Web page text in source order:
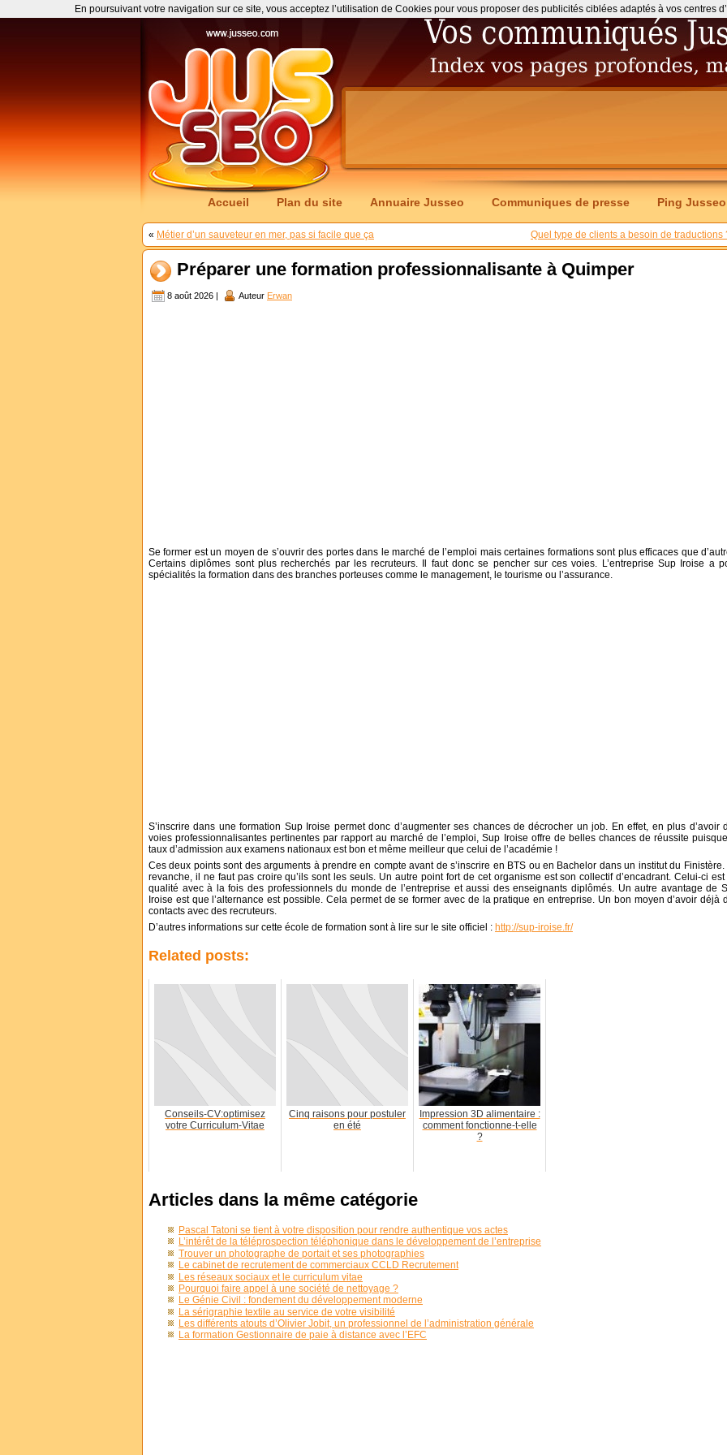
Accueil Plan du site Annuaire Jusseo Communiques de presse Ping Jusseo
« Métier d’un sauveteur en mer, pas si facile que ça Quel type de clients a besoin de traductions
Préparer une formation professionnalisante à Quimper
8 août 2026 | Auteur Erwan
Se former est un moyen de s’ouvrir des portes dans le marché de l’emploi mais certaines formations sont plus efficaces que
Certains diplômes sont plus recherchés par les recruteurs. Il faut donc se pencher sur ces voies. L’entreprise Sup Iroise a
spécialités la formation dans des branches porteuses comme le management, le tourisme ou l’assurance.
S’inscrire dans une formation Sup Iroise permet donc d’augmenter ses chances de décrocher un job. En effet, en plus d’avoir
voies professionnalisantes pertinentes par rapport au marché de l’emploi, Sup Iroise offre de belles chances de réussite
taux d’admission aux examens nationaux est bon et même meilleur que celui de l’académie !
Ces deux points sont des arguments à prendre en compte avant de s’inscrire en BTS ou en Bachelor dans un institut du Finistère.
revanche, il ne faut pas croire qu’ils sont les seuls. Un autre point fort de cet organisme est son collectif d’encadrant. Celui-ci est
qualité avec à la fois des professionnels du monde de l’entreprise et aussi des enseignants diplômés. Un autre avantage de
Iroise est que l’alternance est possible. Cela permet de se former avec de la pratique en entreprise. Un bon moyen d’avoir déjà
contacts avec des recruteurs.
D’autres informations sur cette école de formation sont à lire sur le site officiel : http://sup-iroise.fr/
Related posts:
Conseils-CV:optimisez
votre Curriculum-Vitae
Cinq raisons pour postuler
en été
Impression 3D alimentaire :
comment fonctionne-t-elle
?
Articles dans la même catégorie
Pascal Tatoni se tient à votre disposition pour rendre authentique vos actes
L’intérêt de la téléprospection téléphonique dans le développement de l’entreprise
Trouver un photographe de portait et ses photographies
Le cabinet de recrutement de commerciaux CCLD Recrutement
Les réseaux sociaux et le curriculum vitae
Pourquoi faire appel à une société de nettoyage ?
Le Génie Civil : fondement du développement moderne
La sérigraphie textile au service de votre visibilité
Les différents atouts d’Olivier Jobit, un professionnel de l’administration générale
La formation Gestionnaire de paie à distance avec l’EFC
En poursuivant votre navigation sur ce site, vous acceptez l’utilisation de Cookies pour vous proposer des publicités ciblées adaptés à vos centres